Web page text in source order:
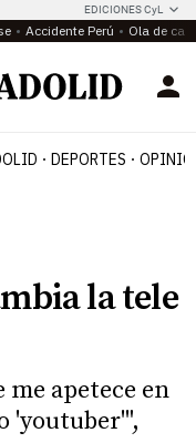
EDICIONES CyL
Accidente Perú Ola de
DEPORTES
la tele
me apetece en
'youtuber'",